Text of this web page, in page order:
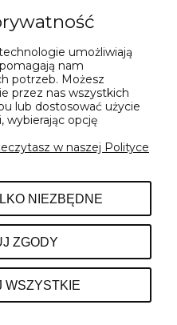
japońska w przystępnych,
Dostępny jest szeroki
Sprawdź dostępność
umożliwiają
nam
potrzeb. Możesz
przez nas wszystkich
lub dostosować użycie
wybierając opcję
w naszej Polityce
NIEZBĘDNE
ZGODY
WSZYSTKIE